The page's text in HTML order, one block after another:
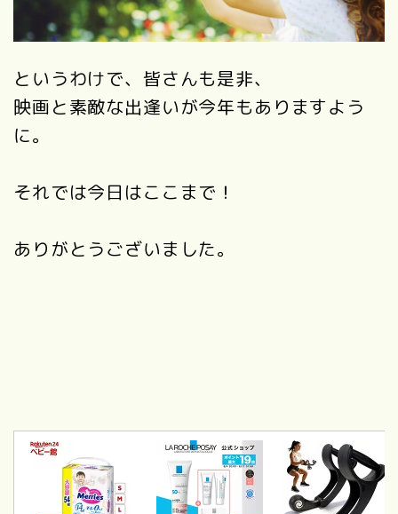
というわけで、皆さんも是非、
映画と素敵な出逢いが今年もありますよう
に。
それでは今日はここまで！
ありがとうございました。